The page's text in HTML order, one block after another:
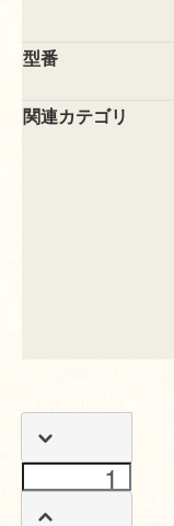
型番
関連カテゴリ